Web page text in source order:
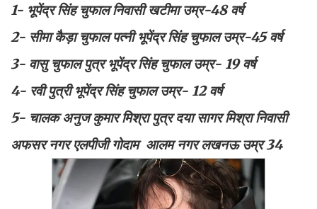
1- भूपेंद्र सिंह चुफाल निवासी खटीमा उम्र-48 वर्ष
2- सीमा कैड़ा चुफाल पत्नी भूपेंद्र सिंह चुफाल उम्र-45 वर्ष
3- वासु चुफाल पुत्र भूपेंद्र सिंह चुफाल उम्र- 19 वर्ष
4- रवी पुत्री भूपेंद्र सिंह चुफाल उम्र- 12 वर्ष
5- चालक अनुज कुमार मिश्रा पुत्र दया सागर मिश्रा निवासी
अफसर नगर एलपीजी गोदाम आलम नगर लखनऊ उम्र 34